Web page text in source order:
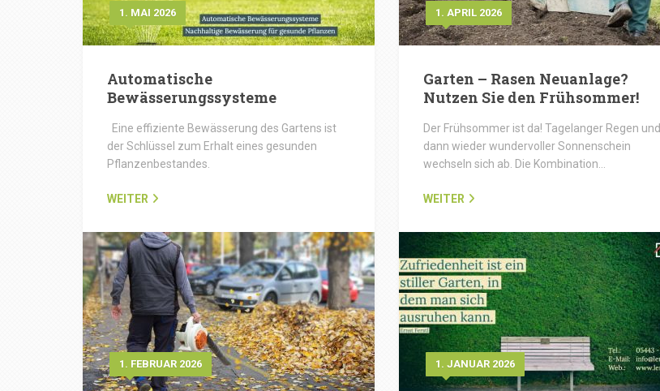
1. MAI 2026
Automatische
Bewässerungssysteme
Eine effiziente Bewässerung des Gartens ist
der Schlüssel zum Erhalt eines gesunden
Pflanzenbestandes.
WEITER
1. APRIL 2026
Garten – Rasen Neuanlage?
Nutzen Sie den Frühsommer!
Der Frühsommer ist da! Tagelanger Regen und
dann wieder wundervoller Sonnenschein
wechseln sich ab. Die Kombination…
WEITER
1. FEBRUAR 2026 1. JANUAR 2026